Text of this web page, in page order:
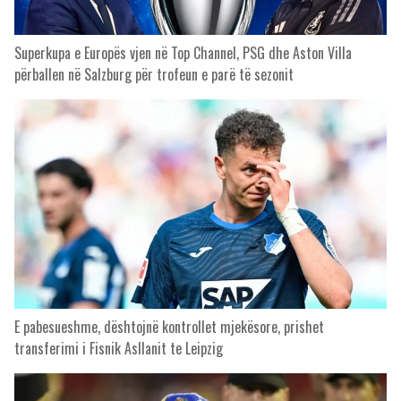
Superkupa e Europës vjen në Top Channel, PSG dhe Aston Villa
përballen në Salzburg për trofeun e parë të sezonit
E pabesueshme, dështojnë kontrollet mjekësore, prishet
transferimi i Fisnik Asllanit te Leipzig